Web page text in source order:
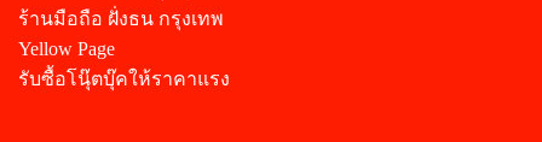
ร้านมือถือ ฝั่งธน กรุงเทพ
Yellow Page
รับซื้อโนุ๊ตบุ๊คให้ราคาแรง